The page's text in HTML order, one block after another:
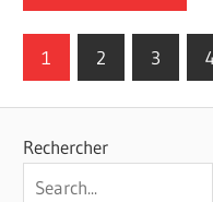
Pagination
publications
1 2 3
Rechercher